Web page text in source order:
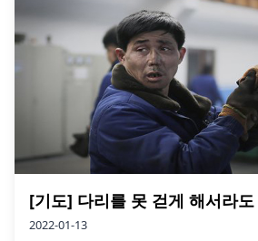
[기도] 다리를 못 걷게 해서라
2022-01-13